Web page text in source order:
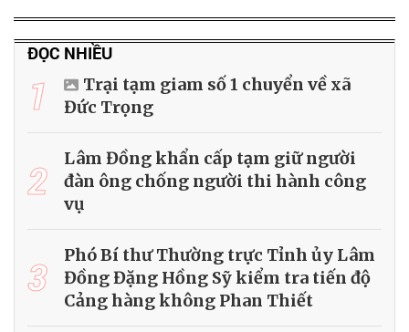
ĐỌC NHIỀU
1
Trại tạm giam số 1 chuyển về xã
Đức Trọng
2
Lâm Đồng khẩn cấp tạm giữ người
đàn ông chống người thi hành công
vụ
3
Phó Bí thư Thường trực Tỉnh ủy Lâm
Đồng Đặng Hồng Sỹ kiểm tra tiến độ
Cảng hàng không Phan Thiết